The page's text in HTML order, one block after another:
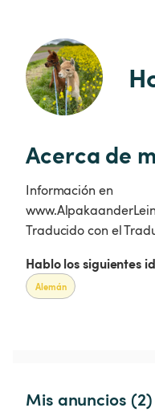
Acerca de
Información en
Traducido con el
Hablo los siguientes
Alemán
Mis anuncios (2)